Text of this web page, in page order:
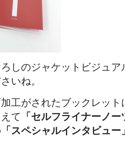
しのジャケットビジュア
いね。
工がされたブックレット
て 「セルフライナーノー
「スペシャルインタビュー